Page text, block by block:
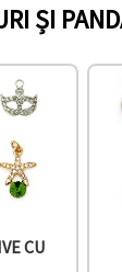
ȘI
CU